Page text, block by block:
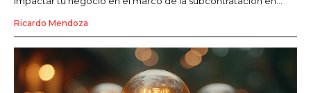
Ricardo Mendoza